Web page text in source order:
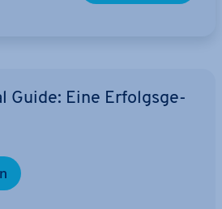
Guide: Eine Er­folgs­ge­